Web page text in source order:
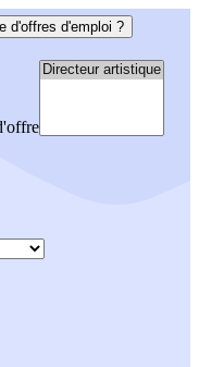
d'offres d'emploi ?